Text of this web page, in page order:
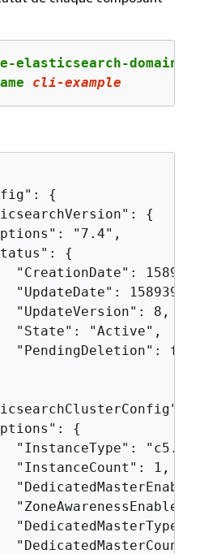
elasticsearch-domain-
cli-example
{
{
"7.4",
{
"CreationDate":
"UpdateDate":
"UpdateVersion": 8,
"State": "Active",
"PendingDeletion":
{
"InstanceType":
"InstanceCount": 1,
"DedicatedMasterType":